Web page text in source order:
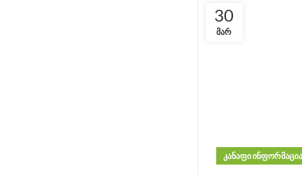
30
ᲛᲐᲠ
ᲙᲐᲜᲐᲤᲘ ᲘᲜᲤᲝᲠᲛᲐᲪᲘᲐ